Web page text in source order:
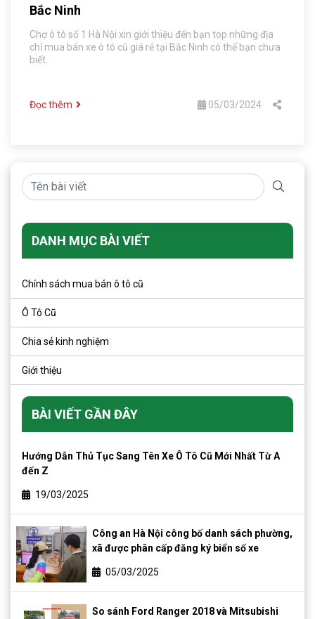
Bắc Ninh
Chợ ô tô số 1 Hà Nội xin giới thiệu đến bạn top những địa
chỉ mua bán xe ô tô cũ giá rẻ tại Bắc Ninh có thể bạn chưa
biết.
Đọc thêm 05/03/2024
DANH MỤC BÀI VIẾT
Chính sách mua bán ô tô cũ
Ô Tô Cũ
Chia sẻ kinh nghiệm
Giới thiệu
BÀI VIẾT GẦN ĐÂY
Hướng Dẫn Thủ Tục Sang Tên Xe Ô Tô Cũ Mới Nhất Từ A
đến Z
19/03/2025
Công an Hà Nội công bố danh sách phường,
xã được phân cấp đăng ký biển số xe
05/03/2025
So sánh Ford Ranger 2018 và Mitsubishi